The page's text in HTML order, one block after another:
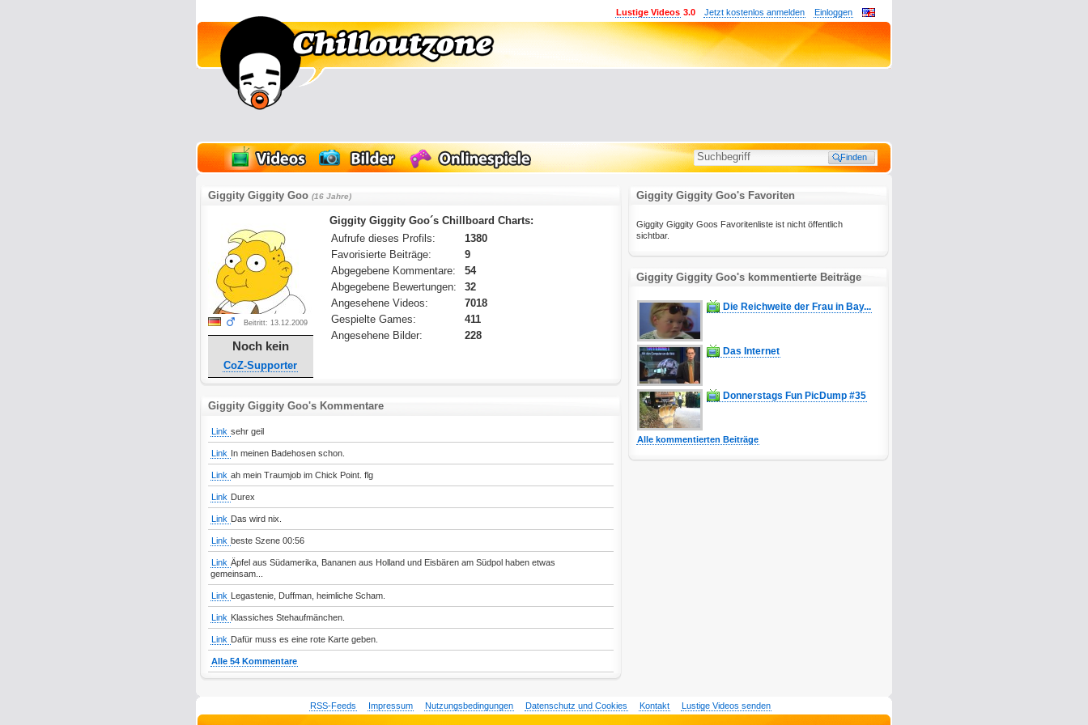
Einloggen
Jetzt kostenlos anmelden
Lustige Videos 3.0
Giggity Giggity Goo (16 Jahre)
Beitritt: 13.12.2009
Noch kein
CoZ-Supporter
Giggity Giggity Goo´s Chillboard Charts:
Aufrufe dieses Profils:
1380
Favorisierte Beiträge:
9
Abgegebene Kommentare:
54
Abgegebene Bewertungen:
32
Angesehene Videos:
7018
Gespielte Games:
411
Angesehene Bilder:
228
Giggity Giggity Goo's Kommentare
Link sehr geil
Link In meinen Badehosen schon.
Link ah mein Traumjob im Chick Point. flg
Link Durex
Link Das wird nix.
Link beste Szene 00:56
Link Äpfel aus Südamerika, Bananen aus Holland und Eisbären am Südpol haben etwas
gemeinsam...
Link Legastenie, Duffman, heimliche Scham.
Link Klassiches Stehaufmänchen.
Link Dafür muss es eine rote Karte geben.
Alle 54 Kommentare
Giggity Giggity Goo's Favoriten
Giggity Giggity Goos Favoritenliste ist nicht öffentlich
sichtbar.
Giggity Giggity Goo's kommentierte Beiträge
Die Reichweite der Frau in Bay...
Das Internet
Donnerstags Fun PicDump #35
Alle kommentierten Beiträge
RSS-Feeds Impressum Nutzungsbedingungen Datenschutz und Cookies Kontakt Lustige Videos senden